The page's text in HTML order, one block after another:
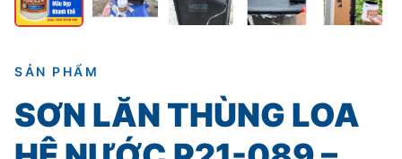
SẢN PHẨM
SƠN LĂN THÙNG LOA